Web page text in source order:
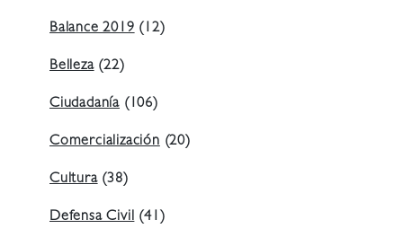
Balance 2019(12)
Belleza(22)
Ciudadanía (106)
Comercialización(20)
Cultura(38)
Defensa Civil(41)